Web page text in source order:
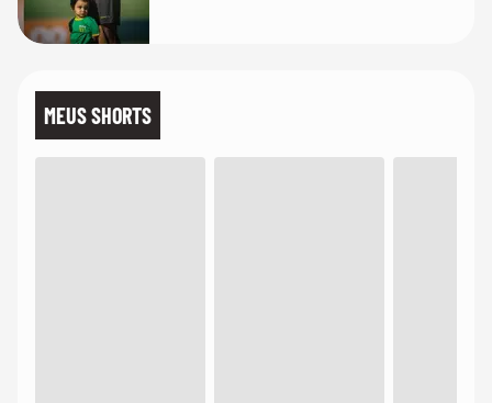
MEUS SHORTS